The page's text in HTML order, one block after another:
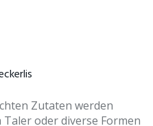
Zutaten werden
oder diverse Formen